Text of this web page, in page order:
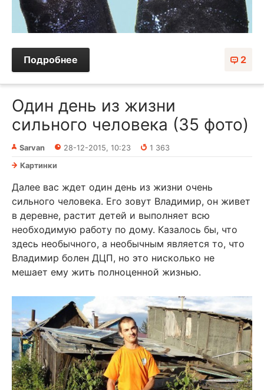
2
Подробнее
Один день из жизни
сильного человека (35 фото)
Sarvan 28-12-2015, 10:23
1 363
Картинки
Далее вас ждет один день из жизни очень
сильного человека. Его зовут Владимир, он живет
в деревне, растит детей и выполняет всю
необходимую работу по дому. Казалось бы, что
здесь необычного, а необычным является то, что
Владимир болен ДЦП, но это нисколько не
мешает ему жить полноценной жизнью.